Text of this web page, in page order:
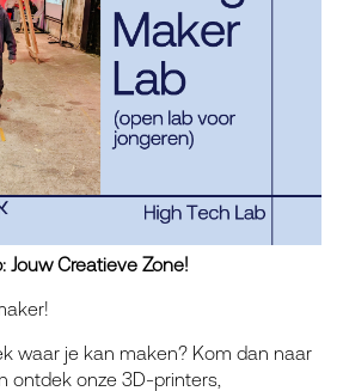
Jouw Creatieve Zone!
waar je kan maken? Kom dan naar
ontdek onze 3D-printers,